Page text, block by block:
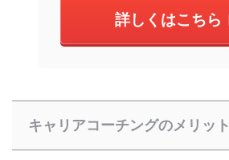
詳しくはこちら
キャリアコーチングのメリット